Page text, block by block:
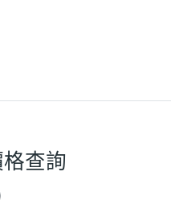
查詢